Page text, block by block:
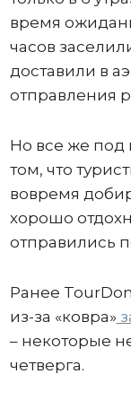
время
часов
доставили в
отправления
Но все же
том, что
вовремя
хорошо
отправились
Ранее
из-за «ковра»
– некоторые
четверга.